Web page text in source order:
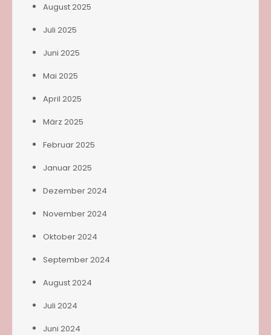
August 2025
Juli 2025
Juni 2025
Mai 2025
April 2025
März 2025
Februar 2025
Januar 2025
Dezember 2024
November 2024
Oktober 2024
September 2024
August 2024
Juli 2024
Juni 2024